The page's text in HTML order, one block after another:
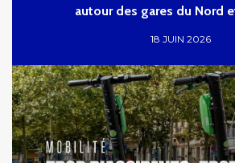
autour des gares du Nord
18 JUIN 2026